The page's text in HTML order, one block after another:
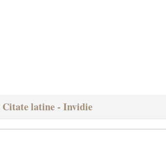
Citate latine - Invidie